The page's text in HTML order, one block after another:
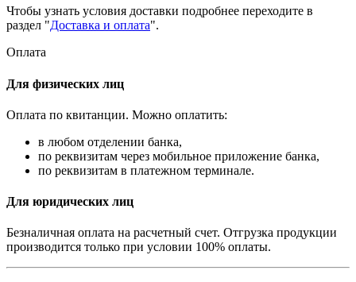
Чтобы узнать условия доставки подробнее переходите в
раздел "Доставка и оплата".
Оплата
Для физических лиц
Оплата по квитанции. Можно оплатить:
в любом отделении банка,
по реквизитам через мобильное приложение банка,
по реквизитам в платежном терминале.
Для юридических лиц
Безналичная оплата на расчетный счет. Отгрузка продукции
производится только при условии 100% оплаты.